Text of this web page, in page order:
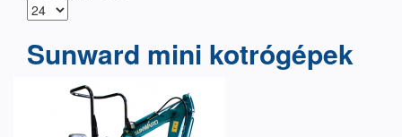
Sunward mini kotrógépek